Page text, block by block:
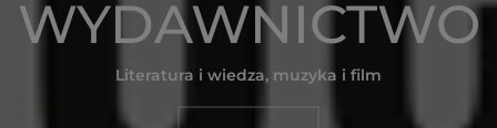
WYDAWNICTWO
Literatura i wiedza, muzyka i film